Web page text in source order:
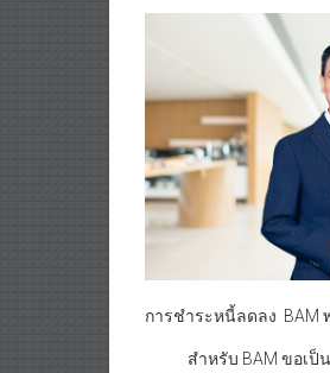
การชำระหนี้ลดลง BAM
สำหรับ BAM ขอเป็นก